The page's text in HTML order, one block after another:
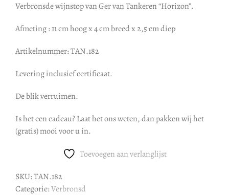
Verbronsde wijnstop van Ger van Tankeren “Horizon”.
Afmeting : 11 cm hoog x 4 cm breed x 2,5 cm diep
Artikelnummer: TAN.182
Levering inclusief certificaat.
De blik verruimen.
Is het een cadeau? Laat het ons weten, dan pakken wij het
(gratis) mooi voor u in.
Toevoegen aan verlanglijst
SKU:TAN.182
Categorie:Verbronsd